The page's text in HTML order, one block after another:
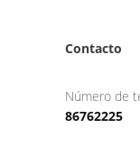
Contacto
Número de
86762225